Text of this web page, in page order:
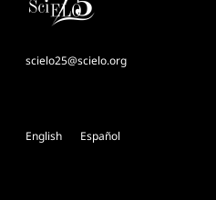
scielo25@scielo.org
English Español